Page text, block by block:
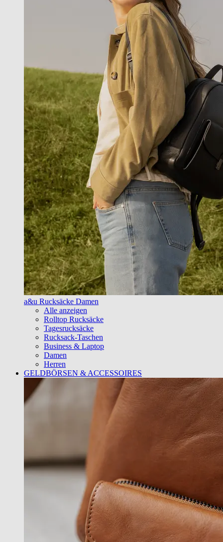
a&u Rucksäcke Damen
Alle anzeigen
Rolltop Rucksäcke
Tagesrucksäcke
Rucksack-Taschen
Business & Laptop
Damen
Herren
GELDBÖRSEN & ACCESSOIRES